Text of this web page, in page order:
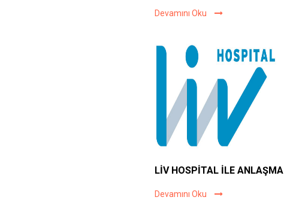
Devamını Oku
LİV HOSPİTAL İLE ANLAŞMA
Devamını Oku